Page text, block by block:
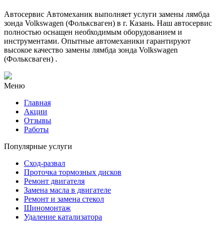
Автосервис Автомеханик выполняет услуги замены лямбда
зонда Volkswagen (Фольксваген) в г. Казань. Наш автосервис
полностью оснащен необходимым оборудованием и
инструментами. Опытные автомеханики гарантируют
высокое качество замены лямбда зонда Volkswagen
(Фольксваген) .
Меню
Главная
Акции
Отзывы
Работы
Популярные услуги
Сход-развал
Проточка тормозных дисков
Ремонт двигателя
Замена масла в двигателе
Ремонт и замена стекол
Шиномонтаж
Удаление катализатора